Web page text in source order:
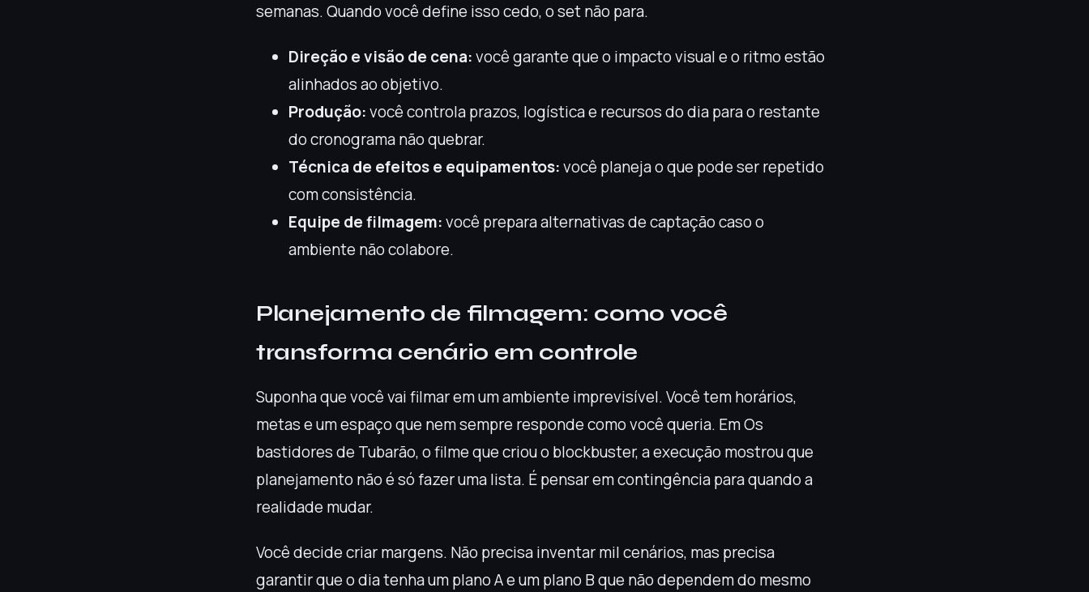
semanas. Quando você define isso cedo, o set não para.
Direção e visão de cena:você garante que o impacto visual e o ritmo estão
alinhados ao objetivo.
Produção:você controla prazos, logística e recursos do dia para o restante
do cronograma não quebrar.
Técnica de efeitos e equipamentos:você planeja o que pode ser repetido
com consistência.
Equipe de filmagem:você prepara alternativas de captação caso o
ambiente não colabore.
Planejamento de filmagem: como você
transforma cenário em controle
Suponha que você vai filmar em um ambiente imprevisível. Você tem horários,
metas e um espaço que nem sempre responde como você queria. Em Os
bastidores de Tubarão, o filme que criou o blockbuster, a execução mostrou que
planejamento não é só fazer uma lista. É pensar em contingência para quando a
realidade mudar.
Você decide criar margens. Não precisa inventar mil cenários, mas precisa
garantir que o dia tenha um plano A e um plano B que não dependem do mesmo